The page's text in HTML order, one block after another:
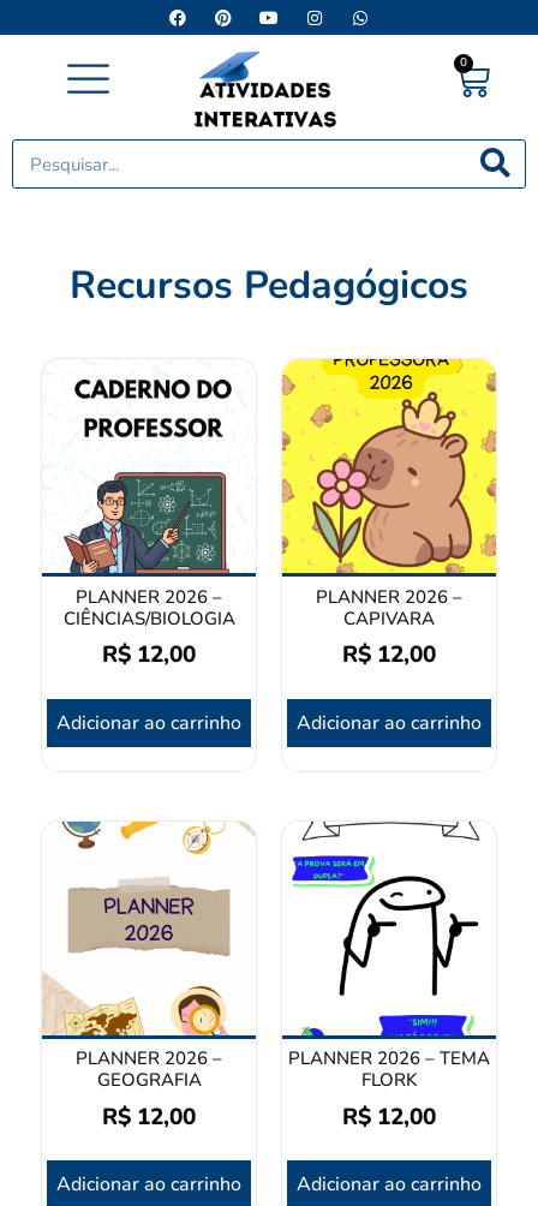
0
Recursos Pedagógicos
PLANNER 2026 –
CIÊNCIAS/BIOLOGIA
R$ 12,00
Adicionar ao carrinho
PLANNER 2026 –
CAPIVARA
R$ 12,00
Adicionar ao carrinho
PLANNER 2026 –
GEOGRAFIA
R$ 12,00
Adicionar ao carrinho
PLANNER 2026 – TEMA
FLORK
R$ 12,00
Adicionar ao carrinho